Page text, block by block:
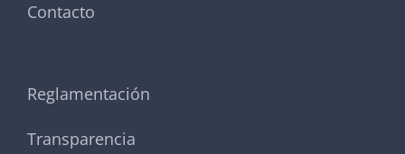
Contacto
Reglamentación
Transparencia